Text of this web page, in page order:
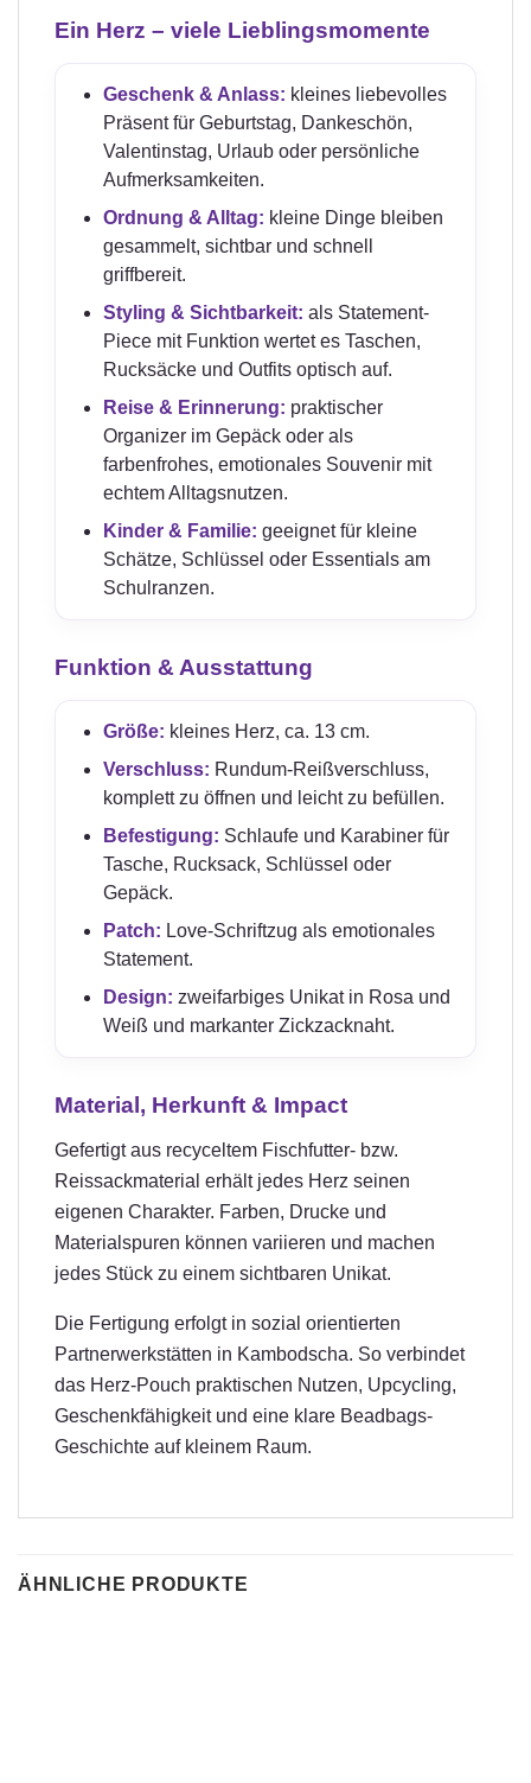
Ein Herz – viele Lieblingsmomente
Geschenk & Anlass: kleines liebevolles
Präsent für Geburtstag, Dankeschön,
Valentinstag, Urlaub oder persönliche
Aufmerksamkeiten.
Ordnung & Alltag: kleine Dinge bleiben
gesammelt, sichtbar und schnell
griffbereit.
Styling & Sichtbarkeit: als Statement-
Piece mit Funktion wertet es Taschen,
Rucksäcke und Outfits optisch auf.
Reise & Erinnerung: praktischer
Organizer im Gepäck oder als
farbenfrohes, emotionales Souvenir mit
echtem Alltagsnutzen.
Kinder & Familie: geeignet für kleine
Schätze, Schlüssel oder Essentials am
Schulranzen.
Funktion & Ausstattung
Größe: kleines Herz, ca. 13 cm.
Verschluss: Rundum-Reißverschluss,
komplett zu öffnen und leicht zu befüllen.
Befestigung: Schlaufe und Karabiner für
Tasche, Rucksack, Schlüssel oder
Gepäck.
Patch: Love-Schriftzug als emotionales
Statement.
Design: zweifarbiges Unikat in Rosa und
Weiß und markanter Zickzacknaht.
Material, Herkunft & Impact
Gefertigt aus recyceltem Fischfutter- bzw.
Reissackmaterial erhält jedes Herz seinen
eigenen Charakter. Farben, Drucke und
Materialspuren können variieren und machen
jedes Stück zu einem sichtbaren Unikat.
Die Fertigung erfolgt in sozial orientierten
Partnerwerkstätten in Kambodscha. So verbindet
das Herz-Pouch praktischen Nutzen, Upcycling,
Geschenkfähigkeit und eine klare Beadbags-
Geschichte auf kleinem Raum.
ÄHNLICHE PRODUKTE